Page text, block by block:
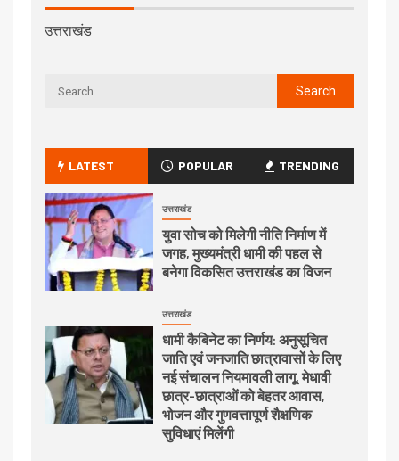
उत्तराखंड
LATEST POPULAR TRENDING
उत्तराखंड
युवा सोच को मिलेगी नीति निर्माण में
जगह, मुख्यमंत्री धामी की पहल से
बनेगा विकसित उत्तराखंड का विजन
उत्तराखंड
धामी कैबिनेट का निर्णय: अनुसूचित
जाति एवं जनजाति छात्रावासों के लिए
नई संचालन नियमावली लागू, मेधावी
छात्र-छात्राओं को बेहतर आवास,
भोजन और गुणवत्तापूर्ण शैक्षणिक
सुविधाएं मिलेंगी